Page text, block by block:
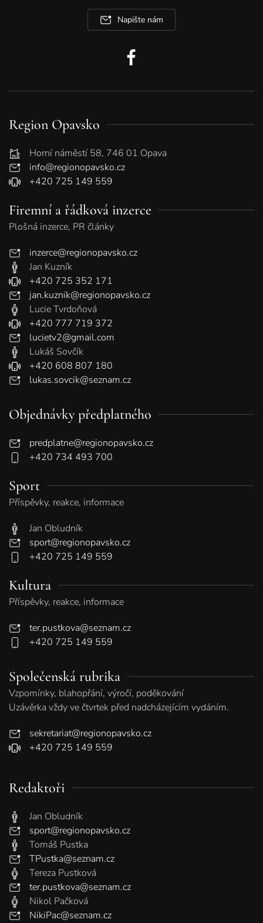
Napište nám
Region Opavsko
Horní náměstí 58, 746 01 Opava
info@regionopavsko.cz
+420 725 149 559
Firemní a řádková inzerce
Plošná inzerce, PR články
inzerce@regionopavsko.cz
Jan Kuzník
+420 725 352 171
jan.kuznik@regionopavsko.cz
Lucie Tvrdoňová
+420 777 719 372
lucietv2@gmail.com
Lukáš Sovčík
+420 608 807 180
lukas.sovcik@seznam.cz
Objednávky předplatného
predplatne@regionopavsko.cz
+420 734 493 700
Sport
Příspěvky, reakce, informace
Jan Obludník
sport@regionopavsko.cz
+420 725 149 559
Kultura
Příspěvky, reakce, informace
ter.pustkova@seznam.cz
+420 725 149 559
Společenská rubrika
Vzpomínky, blahopřání, výročí, poděkování
Uzávěrka vždy ve čtvrtek před nadcházejícím vydáním.
sekretariat@regionopavsko.cz
+420 725 149 559
Redaktoři
Jan Obludník
sport@regionopavsko.cz
Tomáš Pustka
TPustka@seznam.cz
Tereza Pustková
ter.pustkova@seznam.cz
Nikol Pačková
NikiPac@seznam.cz